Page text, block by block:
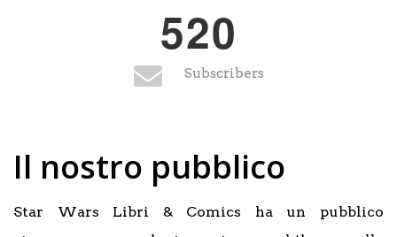
520
Subscribers
Il nostro pubblico
Star Wars Libri & Comics ha un pubblico